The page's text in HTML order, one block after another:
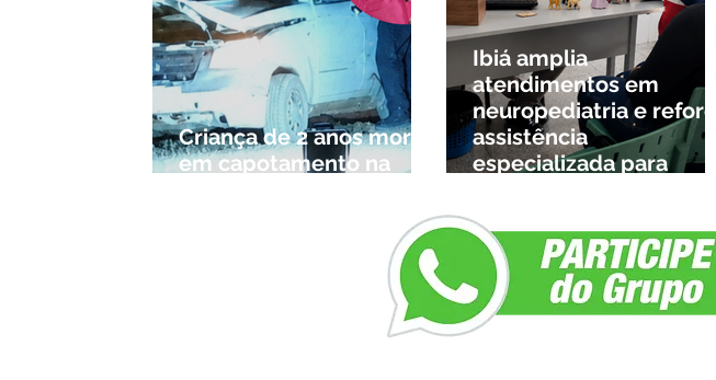
Criança de 2 anos morre
em capotamento na
Ibiá amplia
atendimentos em
neuropediatria e reforça
assistência
especializada para
região